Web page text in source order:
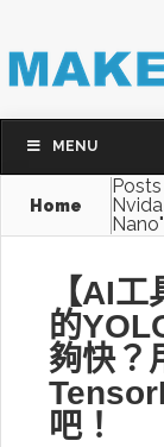
MENU
Home
Nano"
【AI
的
夠快？
吧！